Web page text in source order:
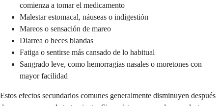
comienza a tomar el medicamento
Malestar estomacal, náuseas o indigestión
Mareos o sensación de mareo
Diarrea o heces blandas
Fatiga o sentirse más cansado de lo habitual
Sangrado leve, como hemorragias nasales o moretones con
mayor facilidad
Estos efectos secundarios comunes generalmente disminuyen después